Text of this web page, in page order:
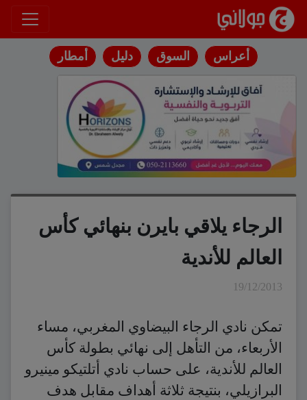
انتقل إلى المحتوى
أعراس السوق دليل أمطار
الرجاء يلاقي بايرن بنهائي كأس
العالم للأندية
19/12/2013
تمكن نادي الرجاء البيضاوي المغربي، مساء
الأربعاء، من التأهل إلى نهائي بطولة كأس
العالم للأندية، على حساب نادي أتلتيكو مينيرو
البرازيلي، بنتيجة ثلاثة أهداف مقابل هدف